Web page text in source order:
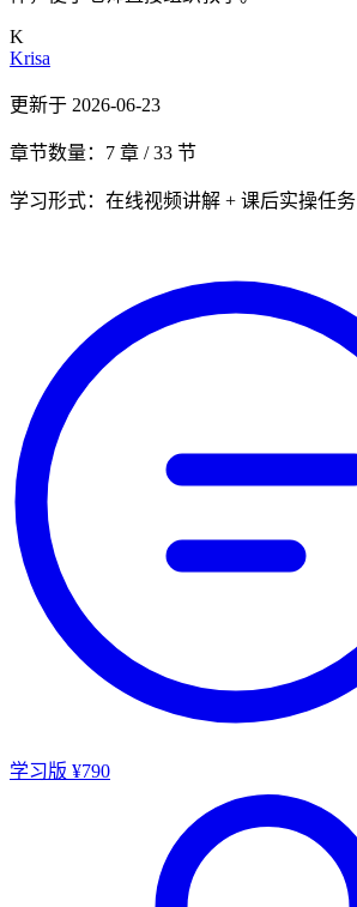
K
Krisa
更新于 2026-06-23
章节数量：7 章 / 33 节
学习形式：在线视频讲解 + 课后实操任务
学习版 ¥790